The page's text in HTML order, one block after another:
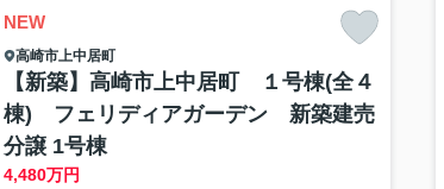
NEW
高崎市上中居町
【新築】高崎市上中居町 １号棟(全４
棟) フェリディアガーデン 新築建売
分譲 1号棟
4,480万円